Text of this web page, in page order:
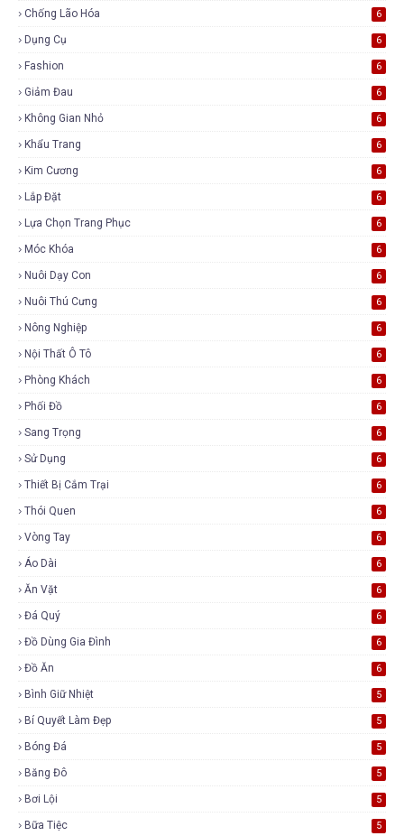
Chống Lão Hóa 6
Dụng Cụ 6
Fashion 6
Giảm Đau 6
Không Gian Nhỏ 6
Khẩu Trang 6
Kim Cương 6
Lắp Đặt 6
Lựa Chọn Trang Phục 6
Móc Khóa 6
Nuôi Dạy Con 6
Nuôi Thú Cưng 6
Nông Nghiệp 6
Nội Thất Ô Tô 6
Phòng Khách 6
Phối Đồ 6
Sang Trọng 6
Sử Dụng 6
Thiết Bị Cắm Trại 6
Thói Quen 6
Vòng Tay 6
Áo Dài 6
Ăn Vặt 6
Đá Quý 6
Đồ Dùng Gia Đình 6
Đồ Ăn 6
Bình Giữ Nhiệt 5
Bí Quyết Làm Đẹp 5
Bóng Đá 5
Băng Đô 5
Bơi Lội 5
Bữa Tiệc 5